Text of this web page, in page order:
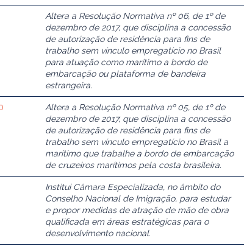
Altera a Resolução Normativa nº 06, de 1º de
dezembro de 2017, que disciplina a concessão
de autorização de residência para fins de
trabalho sem vínculo empregatício no Brasil
para atuação como marítimo a bordo de
embarcação ou plataforma de bandeira
estrangeira.
Altera a Resolução Normativa nº 05, de 1º de
dezembro de 2017, que disciplina a concessão
de autorização de residência para fins de
trabalho sem vínculo empregatício no Brasil a
marítimo que trabalhe a bordo de embarcação
de cruzeiros marítimos pela costa brasileira.
Institui Câmara Especializada, no âmbito do
Conselho Nacional de Imigração, para estudar
e propor medidas de atração de mão de obra
qualificada em áreas estratégicas para o
desenvolvimento nacional.